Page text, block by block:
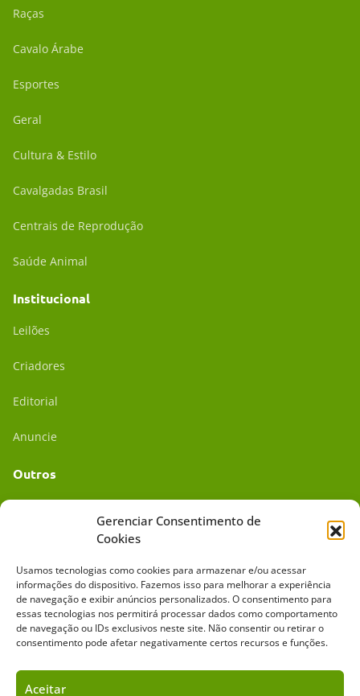
Gerenciar Consentimento de
Cookies
Usamos tecnologias como cookies para armazenar e/ou acessar
informações do dispositivo. Fazemos isso para melhorar a experiência
de navegação e exibir anúncios personalizados. O consentimento para
essas tecnologias nos permitirá processar dados como comportamento
de navegação ou IDs exclusivos neste site. Não consentir ou retirar o
consentimento pode afetar negativamente certos recursos e funções.
Aceitar
Raças
Cavalo Árabe
Esportes
Geral
Cultura & Estilo
Cavalgadas Brasil
Centrais de Reprodução
Saúde Animal
Institucional
Leilões
Criadores
Editorial
Anuncie
Outros
Mídia Kit